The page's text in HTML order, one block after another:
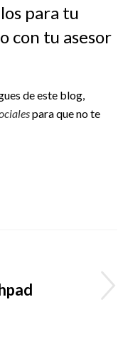
para tu
con tu asesor
de este blog,
para que no te